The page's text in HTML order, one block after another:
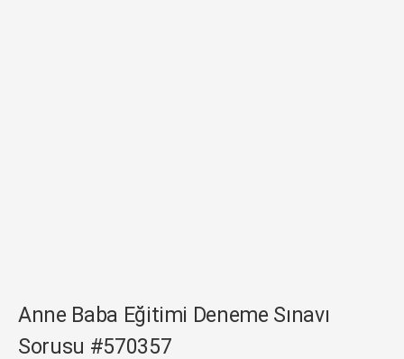
Anne Baba Eğitimi Deneme Sınavı
Sorusu #570357